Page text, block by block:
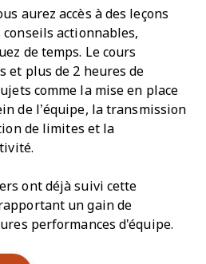
aurez accès à des leçons
actionnables,
de temps. Le cours
et plus de 2 heures de
comme la mise en place
de l’équipe, la transmission
de limites et la
ont déjà suivi cette
un gain de
performances d'équipe.